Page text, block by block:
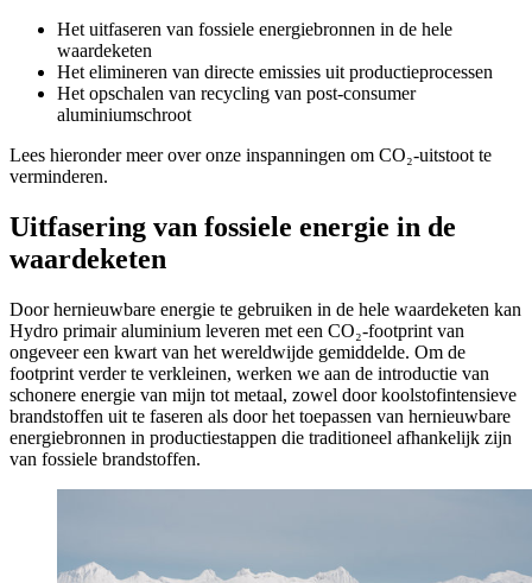
Het uitfaseren van fossiele energiebronnen in de hele
waardeketen
Het elimineren van directe emissies uit productieprocessen
Het opschalen van recycling van post-consumer
aluminiumschroot
Lees hieronder meer over onze inspanningen om CO₂-uitstoot te
verminderen.
Uitfasering van fossiele energie in de
waardeketen
Door hernieuwbare energie te gebruiken in de hele waardeketen kan
Hydro primair aluminium leveren met een CO₂-footprint van
ongeveer een kwart van het wereldwijde gemiddelde. Om de
footprint verder te verkleinen, werken we aan de introductie van
schonere energie van mijn tot metaal, zowel door koolstofintensieve
brandstoffen uit te faseren als door het toepassen van hernieuwbare
energiebronnen in productiestappen die traditioneel afhankelijk zijn
van fossiele brandstoffen.